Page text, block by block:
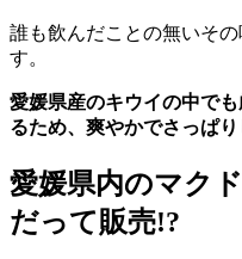
誰も飲んだことの無いそ
す。
愛媛県産のキウイの中で
るため、爽やかでさっぱ
愛媛県内のマク
だって販売!?